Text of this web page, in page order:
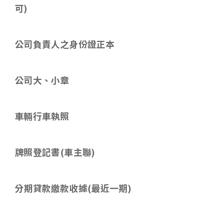
可)
公司負責人之身份證正本
公司大、小章
車輛行車執照
牌照登記書(車主聯)
分期貸款繳款收據(最近一期)